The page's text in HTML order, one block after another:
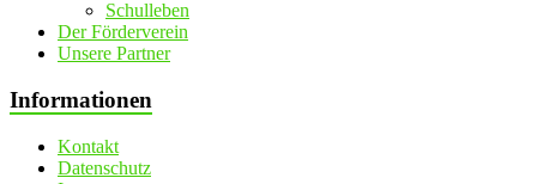
Schulleben
Der Förderverein
Unsere Partner
Informationen
Kontakt
Datenschutz